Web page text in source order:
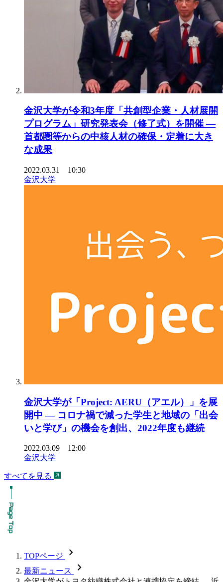
金沢大学が令和3年度「共創型企業・人材展開
プログラム」研究発表会（修了式）を開催 —
首都圏等からの中核人材の確保・定着に大き
な成果
2022.03.31 10:30
金沢大学
金沢大学が「Project: AERU（アエル）」を展
開中 — コロナ禍で減った学生と地域の「出会
いと学び」の機会を創出、2022年度も継続
2022.03.09 12:00
金沢大学
すべてを見る
TOPページ chevron_forward
最新ニュース chevron_forward